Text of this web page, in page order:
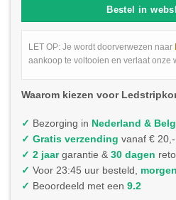
Bestel in
LET OP: Je wordt doorverwezen naar
aankoop te voltooien en verlaat onze
Waarom kiezen voor
✓ Bezorging in Nederland &
✓ Gratis verzending vanaf € 20,-
✓ 2 jaargarantie & 30 dagen
✓ Voor 23:45 uur besteld, morgen
✓ Beoordeeld met een 9.2